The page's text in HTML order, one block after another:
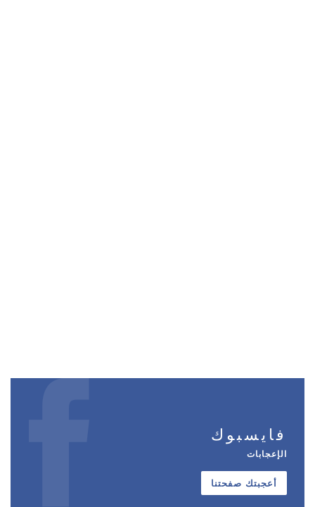
فايسبوك
الإعجابات
أعجبتك صفحتنا